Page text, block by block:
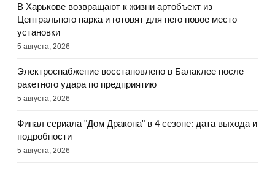
В Харькове возвращают к жизни артобъект из
Центрального парка и готовят для него новое место
установки
5 августа, 2026
Электроснабжение восстановлено в Балаклее после
ракетного удара по предприятию
5 августа, 2026
Финал сериала "Дом Дракона" в 4 сезоне: дата выхода и
подробности
5 августа, 2026